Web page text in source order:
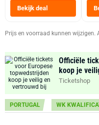
Bekijk deal
Prijs en voorraad kunnen wijzigen.
Officiële
koop je
Ticketshop
PORTUGAL WK